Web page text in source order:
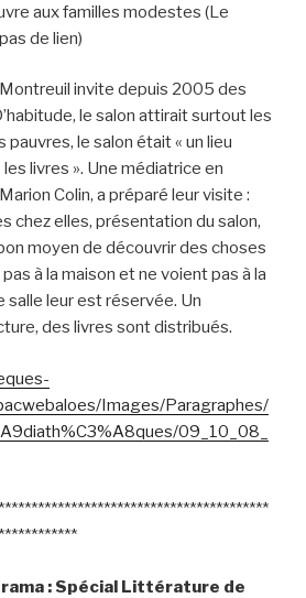
aux familles modestes (Le
de lien)
invite depuis 2005 des
le salon attirait surtout les
pauvres, le salon était « un lieu
livres ». Une médiatrice en
Colin, a préparé leur visite :
chez elles, présentation du salon,
moyen de découvrir des choses
à la maison et ne voient pas à la
leur est réservée. Un
des livres sont distribués.
Images/Paragraphes/
09_10_08_
: Spécial Littérature de